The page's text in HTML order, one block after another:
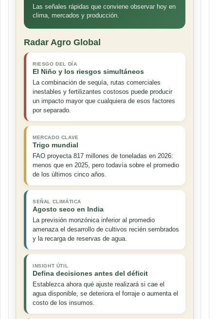
Las señales rápidas que conviene observar hoy en
clima, mercados y producción.
Radar Agro Global
RIESGO DEL DÍA
El Niño y los riesgos simultáneos
La combinación de sequía, rutas comerciales
inestables y fertilizantes costosos puede producir
un impacto mayor que cualquiera de esos factores
por separado.
MERCADO CLAVE
Trigo mundial
FAO proyecta 817 millones de toneladas en 2026:
menos que en 2025, pero todavía sobre el promedio
de los últimos cinco años.
SEÑAL CLIMÁTICA
Agosto seco en India
La previsión monzónica inferior al promedio
amenaza el desarrollo de cultivos recién sembrados
y la recarga de reservas de agua.
INSIGHT ÚTIL
Defina decisiones antes del déficit
Establezca ahora qué ajuste realizará si cae el
agua disponible, se deteriora el forraje o aumenta el
costo de los insumos.